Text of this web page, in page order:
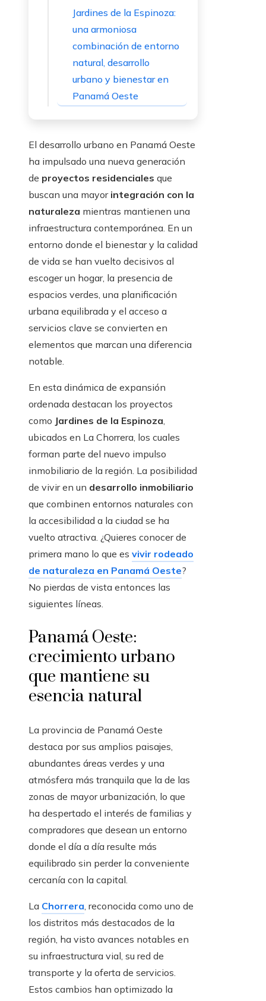
Jardines de la Espinoza:
una armoniosa
combinación de entorno
natural, desarrollo
urbano y bienestar en
Panamá Oeste
El desarrollo urbano en Panamá Oeste
ha impulsado una nueva generación
de proyectos residenciales que
buscan una mayorintegración con la
naturaleza mientras mantienen una
infraestructura contemporánea. En un
entorno donde el bienestar y la calidad
de vida se han vuelto decisivos al
escoger un hogar, la presencia de
espacios verdes, una planificación
urbana equilibrada y el acceso a
servicios clave se convierten en
elementos que marcan una diferencia
notable.
En esta dinámica de expansión
ordenada destacan los proyectos
como Jardines de la Espinoza,
ubicados en La Chorrera, los cuales
forman parte del nuevo impulso
inmobiliario de la región. La posibilidad
de vivir en un desarrollo inmobiliario
que combinen entornos naturales con
la accesibilidad a la ciudad se ha
vuelto atractiva. ¿Quieres conocer de
primera mano lo que es vivir rodeado
de naturaleza en Panamá Oeste?
No pierdas de vista entonces las
siguientes líneas.
Panamá Oeste:
crecimiento urbano
que mantiene su
esencia natural
La provincia de Panamá Oeste
destaca por sus amplios paisajes,
abundantes áreas verdes y una
atmósfera más tranquila que la de las
zonas de mayor urbanización, lo que
ha despertado el interés de familias y
compradores que desean un entorno
donde el día a día resulte más
equilibrado sin perder la conveniente
cercanía con la capital.
La Chorrera, reconocida como uno de
los distritos más destacados de la
región, ha visto avances notables en
su infraestructura vial, su red de
transporte y la oferta de servicios.
Estos cambios han optimizado la